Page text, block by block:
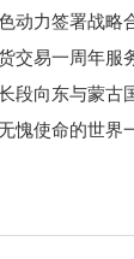
动力签署战略
交易一周年服